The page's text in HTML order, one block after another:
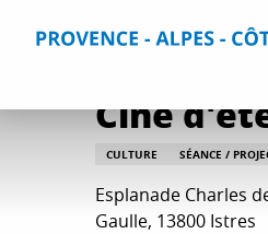
Accueil Que faire ?
Ciné
CULTURE SÉANCE /
Esplanade Charles
Gaulle, 13800 Istres